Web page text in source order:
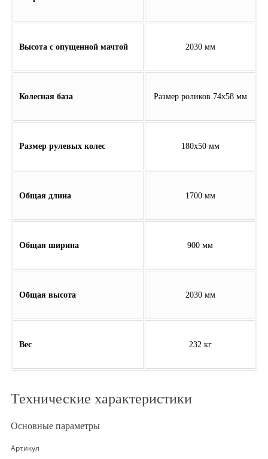
Высота с опущенной мачтой 2030 мм
Колесная база Размер роликов 74х58 мм
Размер рулевых колес 180х50 мм
Общая длина 1700 мм
Общая ширина 900 мм
Общая высота 2030 мм
Вес 232 кг
Технические характеристики
Основные параметры
Артикул